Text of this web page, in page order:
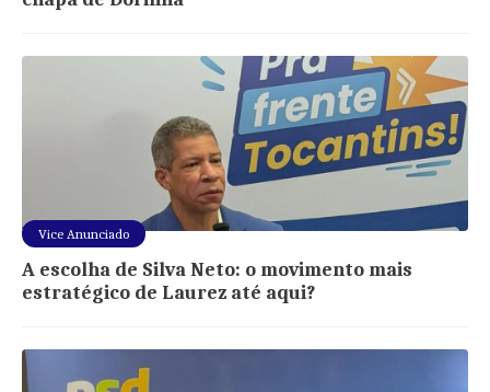
Vice Anunciado
A escolha de Silva Neto: o movimento mais
estratégico de Laurez até aqui?